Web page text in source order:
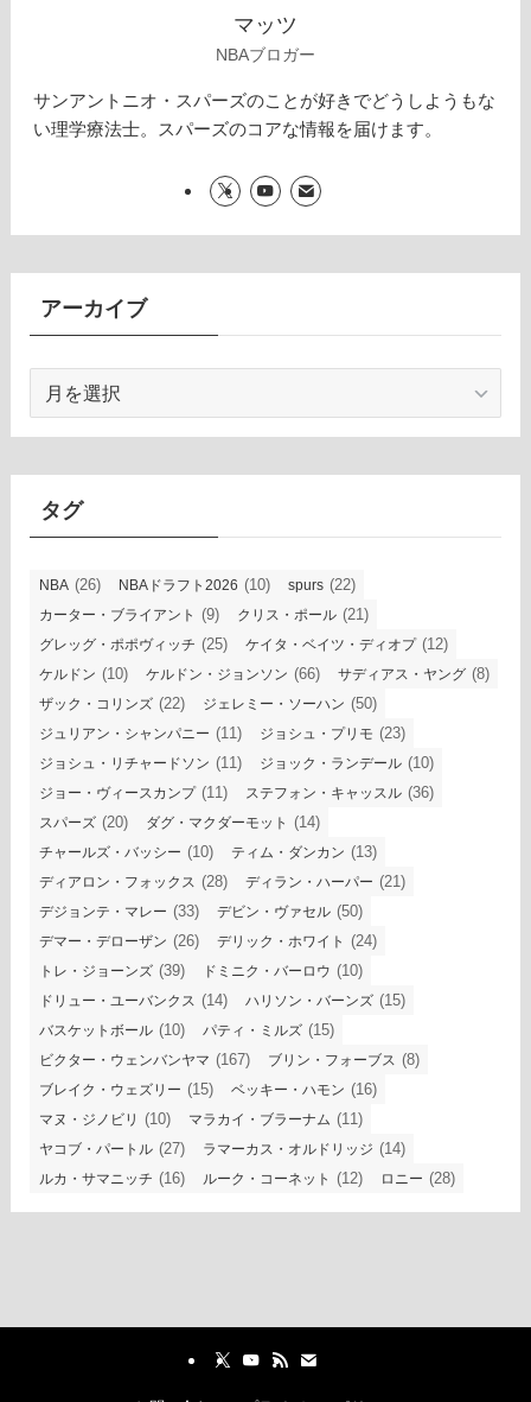
マッツ
NBAブロガー
サンアントニオ・スパーズのことが好きでどうしようもな
い理学療法士。スパーズのコアな情報を届けます。
アーカイブ
カ
イ
タグ
NBA (26) NBAドラフト2026 (10) spurs (22)
カーター・ブライアント (9) クリス・ポール (21)
グレッグ・ポポヴィッチ (25) ケイタ・ベイツ・ディオプ(12)
ケルドン (10) ケルドン・ジョンソン (66) サディアス・ヤング (8)
ザック・コリンズ (22) ジェレミー・ソーハン (50)
ジュリアン・シャンパニー (11) ジョシュ・プリモ (23)
ジョシュ・リチャードソン (11) ジョック・ランデール (10)
ジョー・ヴィースカンプ(11) ステフォン・キャッスル (36)
スパーズ (20) ダグ・マクダーモット (14)
チャールズ・バッシー (10) ティム・ダンカン (13)
ディアロン・フォックス (28) ディラン・ハーパー (21)
デジョンテ・マレー (33) デビン・ヴァセル (50)
デマー・デローザン (26) デリック・ホワイト (24)
トレ・ジョーンズ (39) ドミニク・バーロウ (10)
ドリュー・ユーバンクス (14) ハリソン・バーンズ (15)
バスケットボール (10) パティ・ミルズ (15)
ビクター・ウェンバンヤマ (167) ブリン・フォーブス (8)
ブレイク・ウェズリー (15) ベッキー・ハモン (16)
マヌ・ジノビリ (10) マラカイ・ブラーナム (11)
ヤコブ・パートル (27) ラマーカス・オルドリッジ (14)
ルカ・サマニッチ (16) ルーク・コーネット (12) ロニー (28)